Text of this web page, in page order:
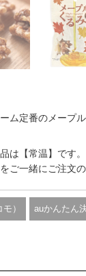
ム定番のメープ
は【常温】です
ご一緒にご注文
） auかんたん